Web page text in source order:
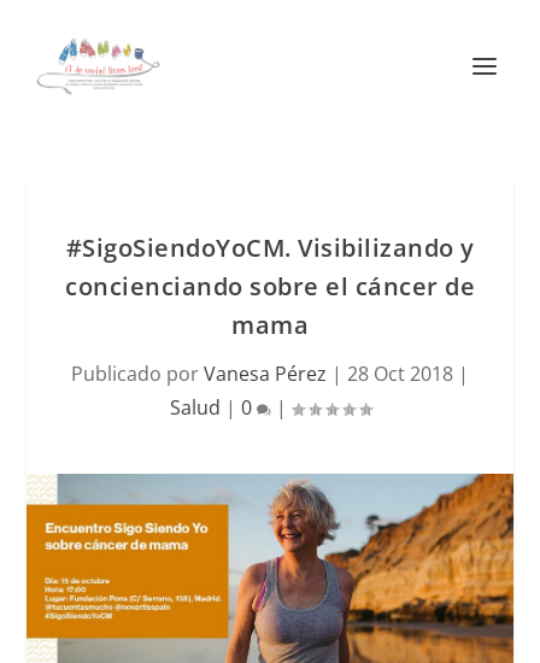
#SigoSiendoYoCM. Visibilizando y
concienciando sobre el cáncer de
mama
Publicado porVanesa Pérez | 28 Oct 2018 |
Salud | 0 |